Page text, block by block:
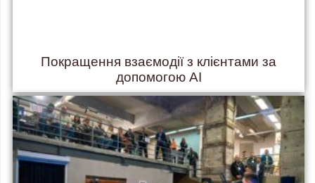
Покращення взаємодії з клієнтами за
допомогою AI